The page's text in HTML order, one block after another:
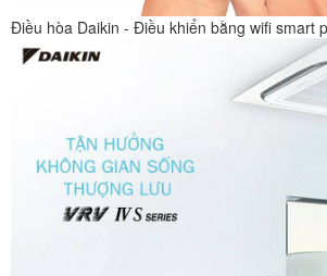
Điều hòa Daikin - Điều khiển bằng wifi smart